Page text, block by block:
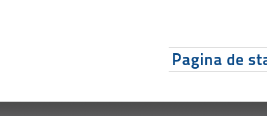
Pagina de